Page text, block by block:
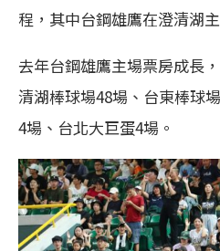
程，其中台鋼雄鷹在澄清湖
去年台鋼雄鷹主場票房成長
清湖棒球場48場、台東棒球
4場、台北大巨蛋4場。